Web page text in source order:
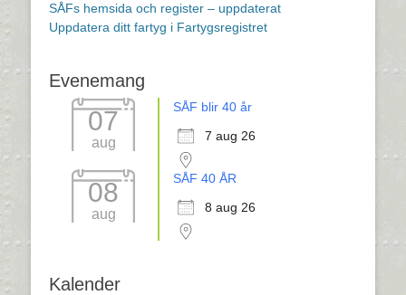
SÅFs hemsida och register – uppdaterat
Uppdatera ditt fartyg i Fartygsregistret
Evenemang
07
aug
SÅF blir 40 år
7 aug 26
08
aug
SÅF 40 ÅR
8 aug 26
Kalender